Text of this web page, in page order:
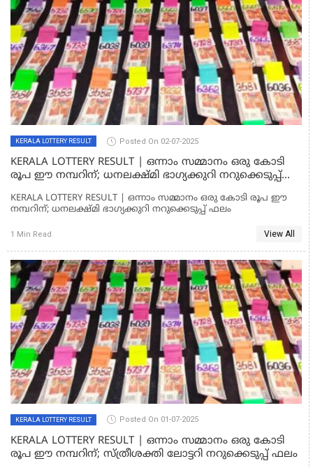
KERALA LOTTERY RESULT Posted On 02-07-2025
KERALA LOTTERY RESULT | ഒന്നാം സമ്മാനം ഒരു കോടി
രൂപ ഈ നമ്പറിന്; ധനലക്ഷ്മി ഭാഗ്യക്കുറി നറുക്കെടുപ്പ്
KERALA LOTTERY RESULT | ഒന്നാം സമ്മാനം ഒരു കോടി രൂപ ഈ
നമ്പറിന്; ധനലക്ഷ്മി ഭാഗ്യക്കുറി നറുക്കെടുപ്പ് ഫലം
1 Min Read View All
KERALA LOTTERY RESULT Posted On 01-07-2025
KERALA LOTTERY RESULT | ഒന്നാം സമ്മാനം ഒരു കോടി
രൂപ ഈ നമ്പറിന്; സ്ത്രീശക്തി ലോട്ടറി നറുക്കെടുപ്പ് ഫലം